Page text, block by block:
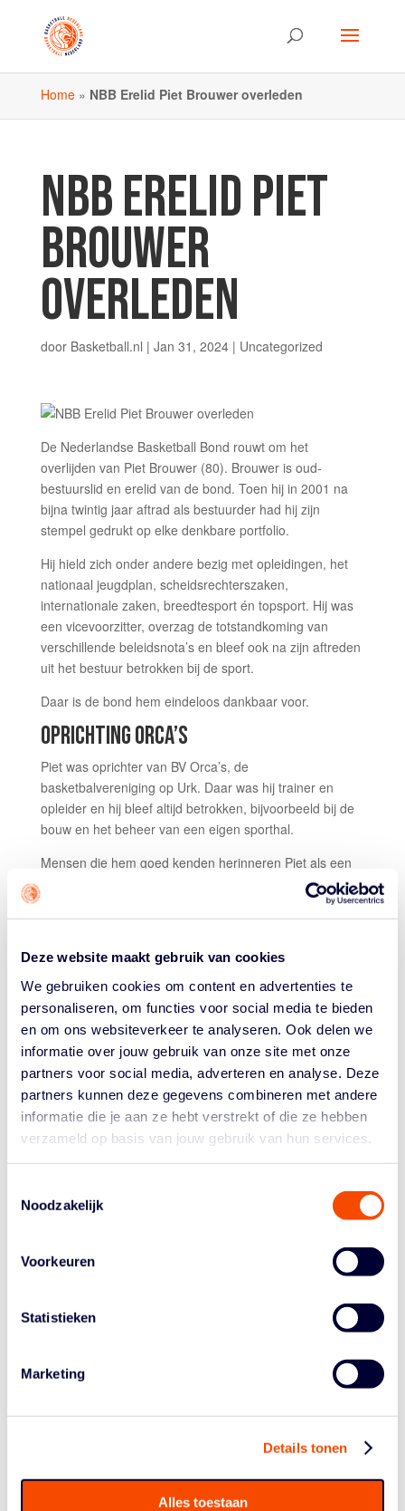
Deze website maakt gebruik van cookies
We gebruiken cookies om content en advertenties te
personaliseren, om functies voor social media te bieden
en om ons websiteverkeer te analyseren. Ook delen we
informatie over jouw gebruik van onze site met onze
partners voor social media, adverteren en analyse. Deze
partners kunnen deze gegevens combineren met andere
informatie die je aan ze hebt verstrekt of die ze hebben
verzameld op basis van jouw gebruik van hun services.
Noodzakelijk
Voorkeuren
Statistieken
Marketing
Details tonen
Alles toestaan
Home» NBB Erelid Piet Brouwer overleden
NBB ERELID PIET
BROUWER
OVERLEDEN
door Basketball.nl | Jan 31, 2024| Uncategorized
De Nederlandse Basketball Bond rouwt om het
overlijden van Piet Brouwer (80). Brouwer is oud-
bestuurslid en erelid van de bond. Toen hij in 2001 na
bijna twintig jaar aftrad als bestuurder had hij zijn
stempel gedrukt op elke denkbare portfolio.
Hij hield zich onder andere bezig met opleidingen, het
nationaal jeugdplan, scheidsrechterszaken,
internationale zaken, breedtesport én topsport. Hij was
een vicevoorzitter, overzag de totstandkoming van
verschillende beleidsnota’s en bleef ook na zijn aftreden
uit het bestuur betrokken bij de sport.
Daar is de bond hem eindeloos dankbaar voor.
OPRICHTING ORCA’S
Piet was oprichter van BV Orca’s, de
basketbalvereniging op Urk. Daar was hij trainer en
opleider en hij bleef altijd betrokken, bijvoorbeeld bij de
bouw en het beheer van een eigen sporthal.
Mensen die hem goed kenden herinneren Piet als een
aimabele, betrokken man die altijd bezig was anderen
aandacht te geven en ze kansen te geven om zich te
ontwikkelen. Verenigingen en opleidingen waren dan
Hij was vanaf 1986 ruim twintig jaar lang voorzitter van
de Sportservice Flevoland en voorzitter van de stichting
Sportaccommodaties. Hij zette zich niet alleen in
Nederland in: hij coördineerde rond het jaar 2000
opleidingen op Curaçao, waar hij lokale bestuurders en
kader hielp om trainersopleidingen succesvol af te
ronden. Tot voor kort bezocht hij regelmatig Suriname
om daar BT-opleidingen op te zetten en lokale
bestuurders te ondersteunen. Ook op de eilanden en in
Suriname zullen basketballers Piet enorm missen.
NBB Vicevoorzitter Frank Berteling: “Piet was als geen
ontwikkeling van onze sport. Hij tilde het niveau van
Dat is slechts één van de redenen dat we hem na zijn
aftreden direct tot erelid benoemden. We moeten een
missen.”
Oranje-Nassau. In 2001 benoemde de NBB hem tot
erelid. De Nederlandse Basketball Bond wenst zijn
alle sterkte toe.